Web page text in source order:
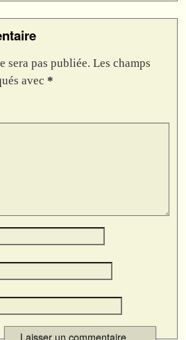
sera pas publiée. Les champs
avec *